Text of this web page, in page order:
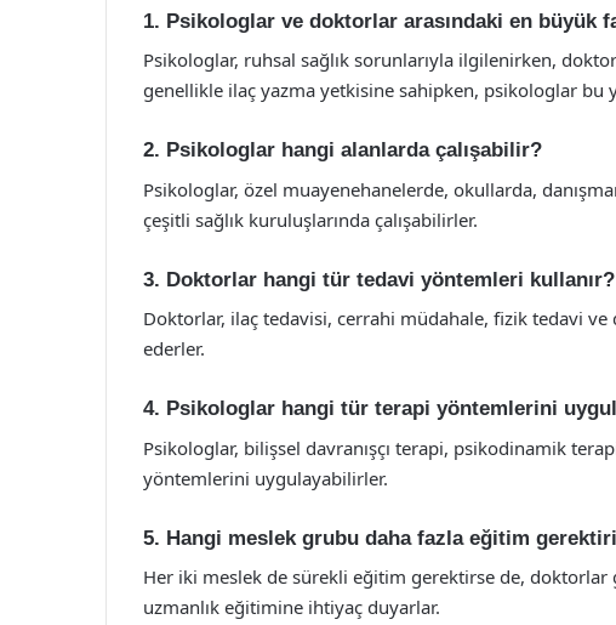
1. Psikologlar ve doktorlar arasındaki en büyük
Psikologlar, ruhsal sağlık sorunlarıyla ilgilenirken,
genellikle ilaç yazma yetkisine sahipken, psikologlar bu
2. Psikologlar hangi alanlarda çalışabilir?
Psikologlar, özel muayenehanelerde, okullarda,
çeşitli sağlık kuruluşlarında çalışabilirler.
3. Doktorlar hangi tür tedavi yöntemleri kullanır?
Doktorlar, ilaç tedavisi, cerrahi müdahale, fizik tedavi
ederler.
4. Psikologlar hangi tür terapi yöntemlerini
Psikologlar, bilişsel davranışçı terapi, psikodinamik
yöntemlerini uygulayabilirler.
5. Hangi meslek grubu daha fazla eğitim
Her iki meslek de sürekli eğitim gerektirse de,
uzmanlık eğitimine ihtiyaç duyarlar.